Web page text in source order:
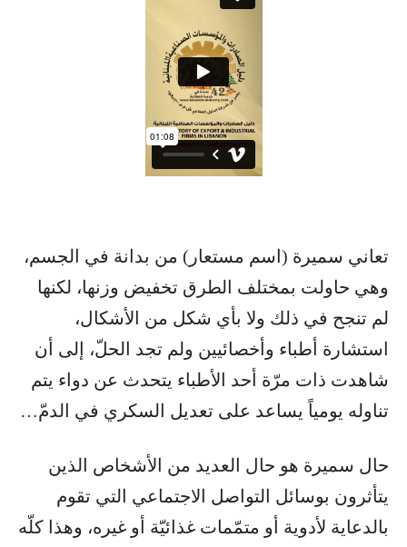
تعاني ​سميرة​ (اسم مستعار) من بدانة في الجسم،
وهي حاولت بمختلف الطرق تخفيض وزنها، لكنها
لم تنجح في ذلك ولا بأي شكل من الأشكال،
استشارة أطباء وأخصائيين ولم تجد الحلّ، إلى أن
شاهدت ذات مرّة أحد الأطباء يتحدث عن دواء يتم
تناوله يومياً يساعد على تعديل السكري في الدمّ…
حال سميرة هو حال العديد من الأشخاص الذين
يتأثرون ب​وسائل التواصل الاجتماعي​ التي تقوم
بالدعاية لأدوية أو متمّمات غذائيّة أو غيره، وهذا كلّه